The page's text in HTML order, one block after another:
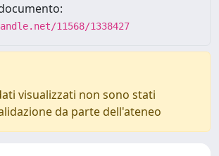
11568/1338427
visualizzati non sono stati
da parte dell'ateneo